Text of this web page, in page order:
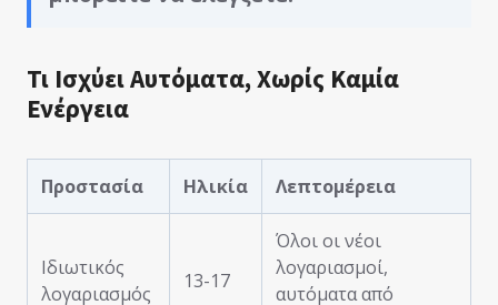
Τι Ισχύει Αυτόματα, Χωρίς Καμία
Ενέργεια
Προστασία Ηλικία Λεπτομέρεια
Ιδιωτικός
λογαριασμός
13-17
Όλοι οι νέοι
λογαριασμοί,
αυτόματα από